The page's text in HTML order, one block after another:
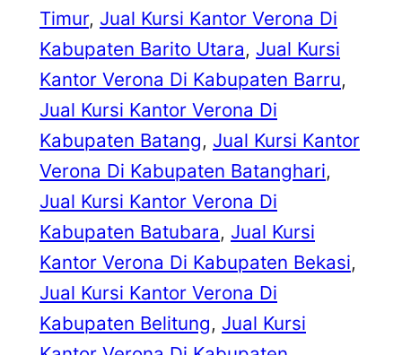
Timur, Jual Kursi Kantor Verona Di
Kabupaten Barito Utara, Jual Kursi
Kantor Verona Di Kabupaten Barru
Jual Kursi Kantor Verona Di
Kabupaten Batang, Jual Kursi Kantor
Verona Di Kabupaten Batanghari
Jual Kursi Kantor Verona Di
Kabupaten Batubara, Jual Kursi
Kantor Verona Di Kabupaten Bekasi
Jual Kursi Kantor Verona Di
Kabupaten Belitung, Jual Kursi